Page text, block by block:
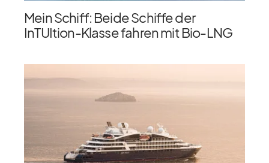
Mein Schiff: Beide Schiffe der
InTUItion-Klasse fahren mit Bio-LNG